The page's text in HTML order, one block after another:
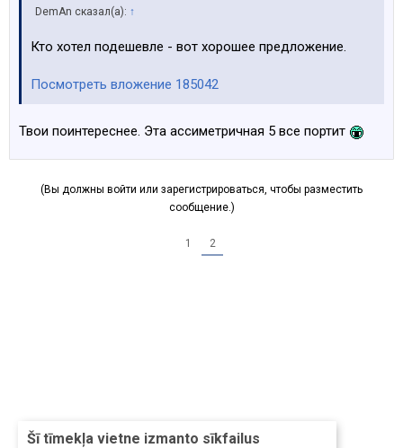
Šī tīmekļa vietne izmanto sīkfailus
DemAn сказал(а): ↑
Кто хотел подешевле - вот хорошее предложение.
Посмотреть вложение 185042
Твои поинтереснее. Эта ассиметричная 5 все портит
(Вы должны войти или зарегистрироваться, чтобы разместить
сообщение.)
1 2